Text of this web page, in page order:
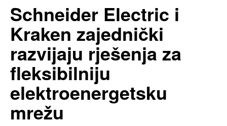
Schneider Electric i
Kraken zajednički
razvijaju rješenja za
fleksibilniju
elektroenergetsku
mrežu